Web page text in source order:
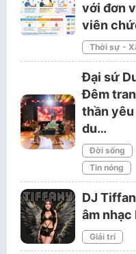
với đơn
viên
Thời sự -
Đại sứ
Đêm
thần yêu
du…
Đời sống
Tin nóng
DJ
âm nhạc
Giải trí